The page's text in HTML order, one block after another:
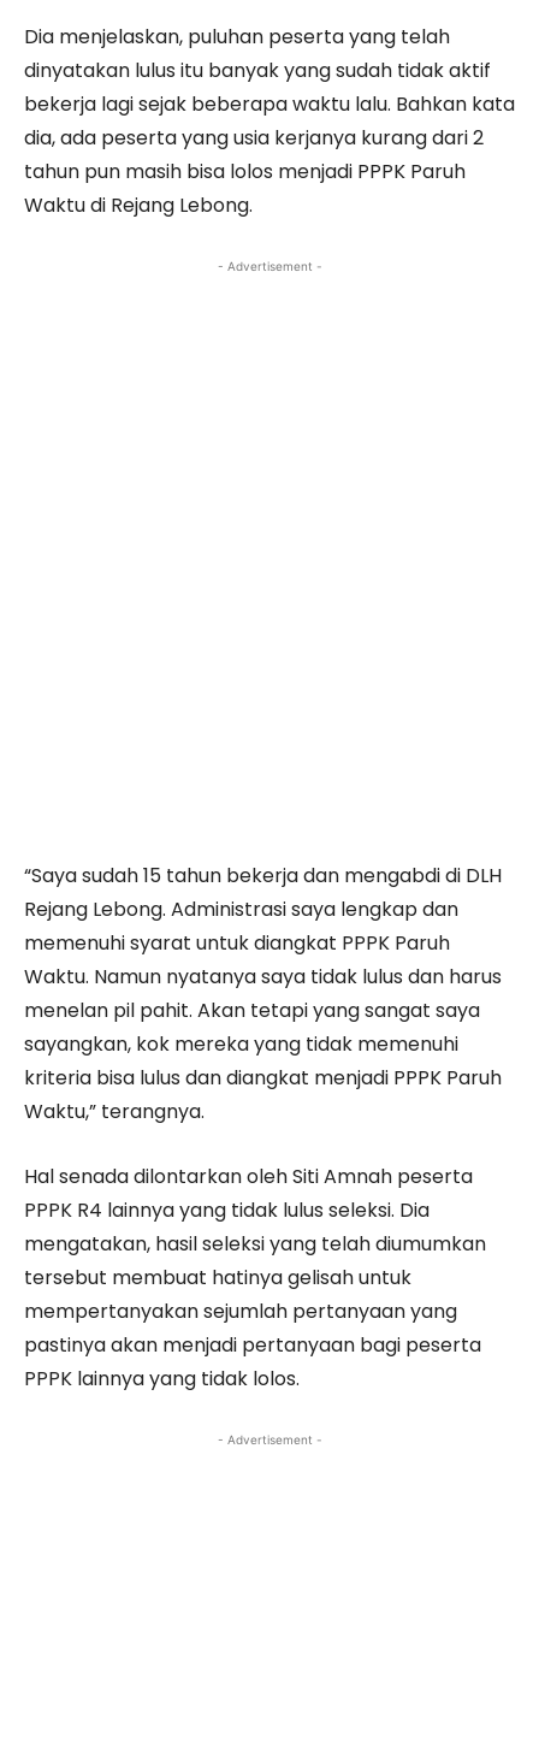
Dia menjelaskan, puluhan peserta yang telah
dinyatakan lulus itu banyak yang sudah tidak aktif
bekerja lagi sejak beberapa waktu lalu. Bahkan kata
dia, ada peserta yang usia kerjanya kurang dari 2
tahun pun masih bisa lolos menjadi PPPK Paruh
Waktu di Rejang Lebong.
- Advertisement -
“Saya sudah 15 tahun bekerja dan mengabdi di DLH
Rejang Lebong. Administrasi saya lengkap dan
memenuhi syarat untuk diangkat PPPK Paruh
Waktu. Namun nyatanya saya tidak lulus dan harus
menelan pil pahit. Akan tetapi yang sangat saya
sayangkan, kok mereka yang tidak memenuhi
kriteria bisa lulus dan diangkat menjadi PPPK Paruh
Waktu,” terangnya.
Hal senada dilontarkan oleh Siti Amnah peserta
PPPK R4 lainnya yang tidak lulus seleksi. Dia
mengatakan, hasil seleksi yang telah diumumkan
tersebut membuat hatinya gelisah untuk
mempertanyakan sejumlah pertanyaan yang
pastinya akan menjadi pertanyaan bagi peserta
PPPK lainnya yang tidak lolos.
- Advertisement -